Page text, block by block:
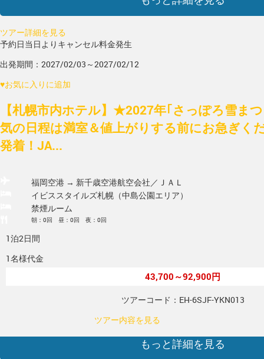
ツアー詳細を見る
予約日当日よりキャンセル料金発生
出発期間：2027/02/03～2027/02/12
♥お気に入りに追加
【札幌市内ホテル】★2027年｢さっぽろ雪ま
気の日程は満室＆値上がりする前にお急ぎく
発着！JA...
福岡空港 → 新千歳空港航空会社／ＪＡＬ
イビススタイルズ札幌（中島公園エリア）
禁煙ルーム
朝：0回 昼：0回 夜：0回
1泊2日間
1名様代金
43,700～92,900円
ツアーコード：EH-6SJF-YKN013
ツアー内容を見る
もっと詳細を見る